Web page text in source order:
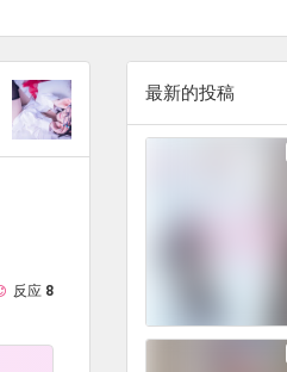
反应 8
最新的投稿